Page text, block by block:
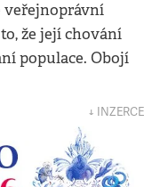
veřejnoprávní
že její chování
populace. Obojí
↓ INZERCE